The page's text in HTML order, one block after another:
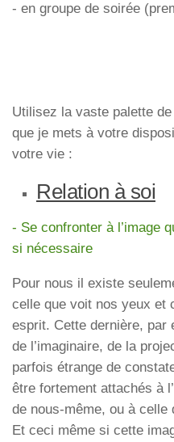
- en groupe de soirée
Utilisez la vaste palette
que je mets à votre
votre vie :
Relation à soi
- Se confronter à l’image
si nécessaire
Pour nous il existe
celle que voit nos yeux et
esprit. Cette dernière, par
de l’imaginaire, de la
parfois étrange de
être fortement attachés à
de nous-même, ou à celle
Et ceci même si cette